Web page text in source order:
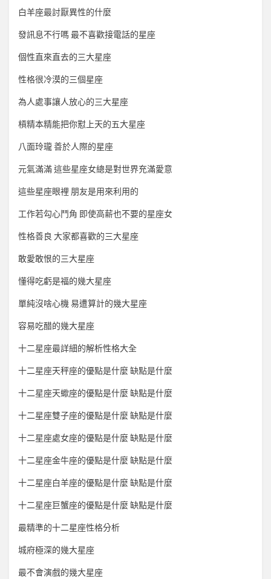
白羊座最討厭異性的什麼
發訊息不行嗎 最不喜歡接電話的星座
個性直來直去的三大星座
性格很冷漠的三個星座
為人處事讓人放心的三大星座
槓精本精能把你懟上天的五大星座
八面玲瓏 善於人際的星座
元氣滿滿 這些星座女總是對世界充滿愛意
這些星座眼裡 朋友是用來利用的
工作若勾心鬥角 即使高薪也不要的星座女
性格善良 大家都喜歡的三大星座
敢愛敢恨的三大星座
懂得吃虧是福的幾大星座
單純沒啥心機 易遭算計的幾大星座
容易吃醋的幾大星座
十二星座最詳細的解析性格大全
十二星座天秤座的優點是什麼 缺點是什麼
十二星座天蠍座的優點是什麼 缺點是什麼
十二星座雙子座的優點是什麼 缺點是什麼
十二星座處女座的優點是什麼 缺點是什麼
十二星座金牛座的優點是什麼 缺點是什麼
十二星座白羊座的優點是什麼 缺點是什麼
十二星座巨蟹座的優點是什麼 缺點是什麼
最精準的十二星座性格分析
城府極深的幾大星座
最不會演戲的幾大星座